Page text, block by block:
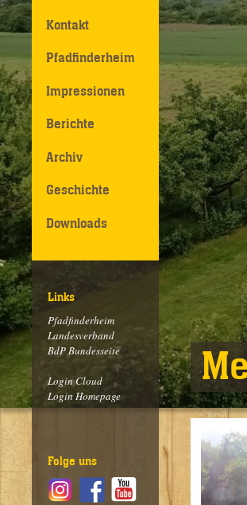
Kontakt
Pfadfinderheim
Impressionen
Berichte
Archiv
Geschichte
Downloads
Links
Pfadfinderheim
Landesverband
BdP Bundesseite
Login Cloud
Login Homepage
Folge uns